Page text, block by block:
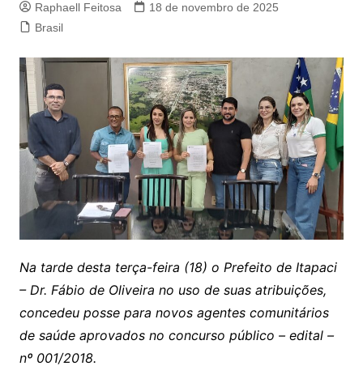
Raphaell Feitosa
18 de novembro de 2025
Brasil
Na tarde desta terça-feira (18) o Prefeito de Itapaci
– Dr. Fábio de Oliveira no uso de suas atribuições,
concedeu posse para novos agentes comunitários
de saúde aprovados no concurso público – edital –
nº 001/2018.